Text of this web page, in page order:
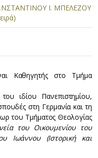
Ι. ΜΠΕΛΕΖΟΥ
Καθηγητής στο Τμήμα
ιδίου Πανεπιστημίου,
στη Γερμανία και τη
του Τμήματος Θεολογίας
του Οικουμενίου του
Ιωάννου (Ιστορική και